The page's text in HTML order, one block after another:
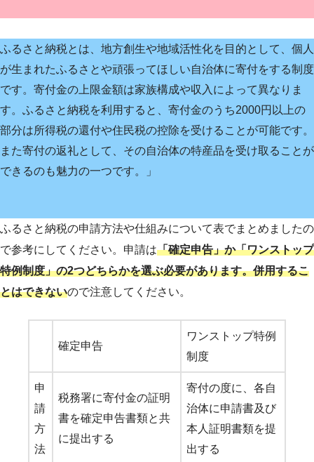
ふるさと納税とは、地方創生や地域活性化を目的として、個人
が生まれたふるさとや頑張ってほしい自治体に寄付をする制度
です。寄付金の上限金額は家族構成や収入によって異なりま
す。ふるさと納税を利用すると、寄付金のうち2000円以上の
部分は所得税の還付や住民税の控除を受けることが可能です。
また寄付の返礼として、その自治体の特産品を受け取ることが
できるのも魅力の一つです。」
ふるさと納税の申請方法や仕組みについて表でまとめましたの
で参考にしてください。申請は「確定申告」か「ワンストップ
特例制度」の2つどちらかを選ぶ必要があります。併用するこ
とはできないので注意してください。
確定申告
ワンストップ特例
制度
申
請
方
法
税務署に寄付金の証明
書を確定申告書類と共
に提出する
寄付の度に、各自
治体に申請書及び
本人証明書類を提
出する